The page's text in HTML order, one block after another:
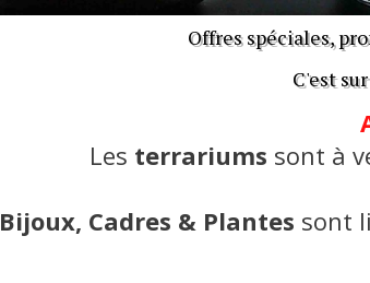
Offres spéciales,
C'est
Les terrariums sont à
Bijoux, Cadres & Plantes sont